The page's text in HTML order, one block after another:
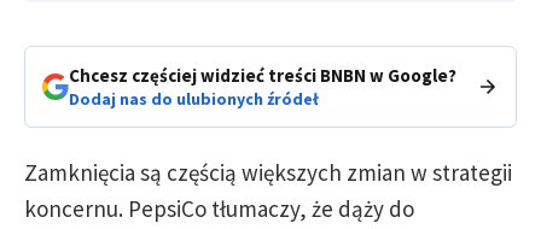
Chcesz częściej widzieć treści BNBN w Google?
Dodaj nas do ulubionych źródeł
Zamknięcia są częścią większych zmian w strategii
koncernu. PepsiCo tłumaczy, że dąży do